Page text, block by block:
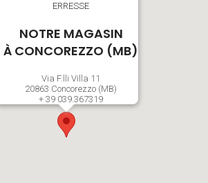
ERRESSE
NOTRE MAGASIN
À CONCOREZZO (MB)
Via F.lli Villa 11
20863 Concorezzo (MB)
+ 39 039.367319